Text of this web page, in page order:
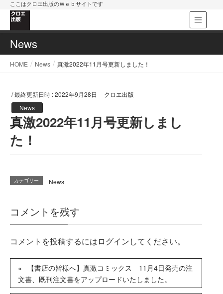
ここはクロエ出版のＷｅｂサイトです
News
HOME News 真激2022年11月号更新しました！
/ 最終更新日時 :2022年9月28日
クロエ出版
News
真激2022年11月号更新しまし
た！
カテゴリー News
コメントを残す
コメントを投稿するにはログインしてください。
【書店の皆様へ】真激コミックス 11月4日発売の注
文書、既刊注文書をアップロードいたしました。